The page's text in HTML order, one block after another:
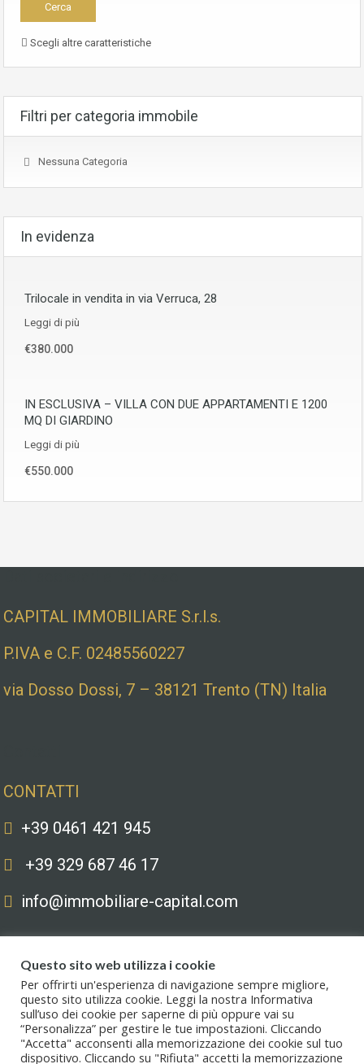
Scegli altre caratteristiche
Filtri per categoria immobile
Nessuna Categoria
In evidenza
Trilocale in vendita in via Verruca, 28
Leggi di più
€380.000
IN ESCLUSIVA – VILLA CON DUE APPARTAMENTI E 1200
MQ DI GIARDINO
Leggi di più
€550.000
CAPITAL IMMOBILIARE S.r.l.s.
P.IVA e C.F. 02485560227
via Dosso Dossi, 7 – 38121 Trento (TN) Italia
CONTATTI
+39 0461 421 945
+39 329 687 46 17
info@immobiliare-capital.com
Copyright © 2020. All Rights Reserved. Capital immobiliare S.r.l.s. | Le
immagini hanno valore puramente illustrativo. I prezzi e le informazioni
possono essere soggetti a modifiche.
Questo sito web utilizza i cookie
Per offrirti un'esperienza di navigazione sempre migliore,
questo sito utilizza cookie. Leggi la nostra Informativa
sull’uso dei cookie per saperne di più oppure vai su
“Personalizza” per gestire le tue impostazioni. Cliccando
"Accetta" acconsenti alla memorizzazione dei cookie sul tuo
dispositivo. Cliccando su "Rifiuta" accetti la memorizzazione